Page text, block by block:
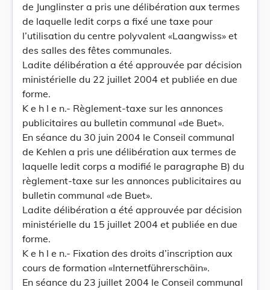
de Junglinster a pris une délibération aux termes
de laquelle ledit corps a fixé une taxe pour
l’utilisation du centre polyvalent «Laangwiss» et
des salles des fêtes communales.
Ladite délibération a été approuvée par décision
ministérielle du 22 juillet 2004 et publiée en due
forme.
K e h l e n.- Règlement-taxe sur les annonces
publicitaires au bulletin communal «de Buet».
En séance du 30 juin 2004 le Conseil communal
de Kehlen a pris une délibération aux termes de
laquelle ledit corps a modifié le paragraphe B) du
règlement-taxe sur les annonces publicitaires au
bulletin communal «de Buet».
Ladite délibération a été approuvée par décision
ministérielle du 15 juillet 2004 et publiée en due
forme.
K e h l e n.- Fixation des droits d’inscription aux
cours de formation «Internetführerschäin».
En séance du 23 juillet 2004 le Conseil communal